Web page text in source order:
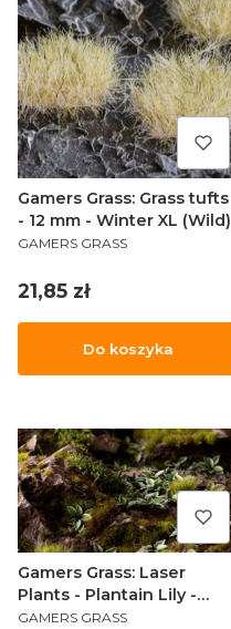
Gamers Grass: Grass tufts
- 12 mm - Winter XL (Wild)
PRODUCENT
GAMERS GRASS
Cena
21,85 zł
Do koszyka
Gamers Grass: Laser
Plants - Plantain Lily -
Funkia
PRODUCENT
GAMERS GRASS